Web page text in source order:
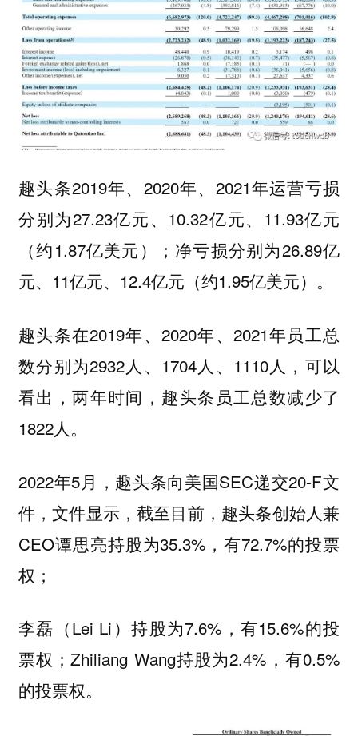
趣头条2019年、2020年、2021年运营亏损
分别为27.23亿元、10.32亿元、11.93亿元
（约1.87亿美元）；净亏损分别为26.89亿
元、11亿元、12.4亿元（约1.95亿美元）。
趣头条在2019年、2020年、2021年员工总
数分别为2932人、1704人、1110人，可以
看出，两年时间，趣头条员工总数减少了
1822人。
2022年5月，趣头条向美国SEC递交20-F文
件，文件显示，截至目前，趣头条创始人兼
CEO谭思亮持股为35.3%，有72.7%的投票
权；
李磊（Lei Li）持股为7.6%，有15.6%的投
票权；Zhiliang Wang持股为2.4%，有0.5%
的投票权。